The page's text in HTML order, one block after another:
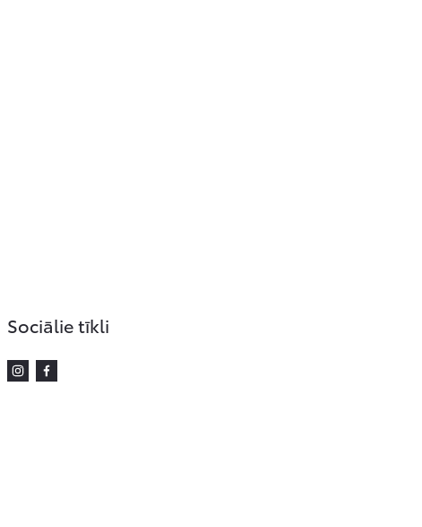
Sociālie tīkli
Instagram
Facebook